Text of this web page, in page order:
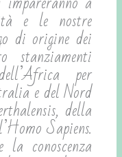
e le nostre
di origine dei
per
e del Nord
della
Sapiens.
la conoscenza